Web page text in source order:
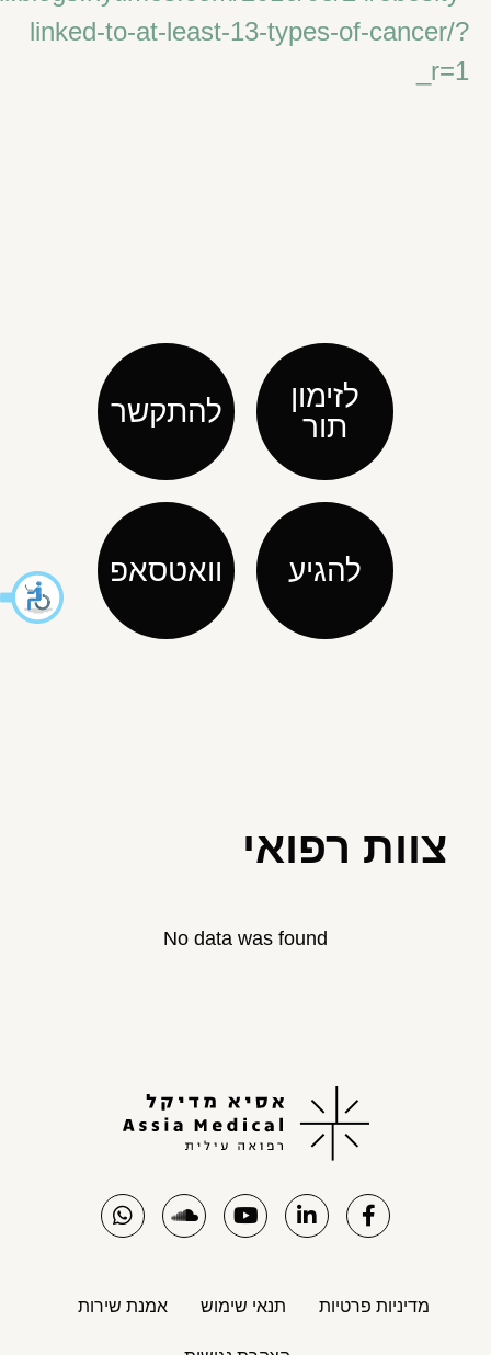
linked-to-at-least-13-types-of-cancer/?
_r=1
לזימון
תור
להתקשר
להגיע וואטסאפ
צוות רפואי
No data was found
מדיניות פרטיות תנאי שימוש אמנת שירות